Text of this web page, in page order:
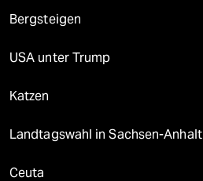
Bergsteigen
USA unter Trump
Katzen
Landtagswahl in Sachsen-Anhalt
Ceuta